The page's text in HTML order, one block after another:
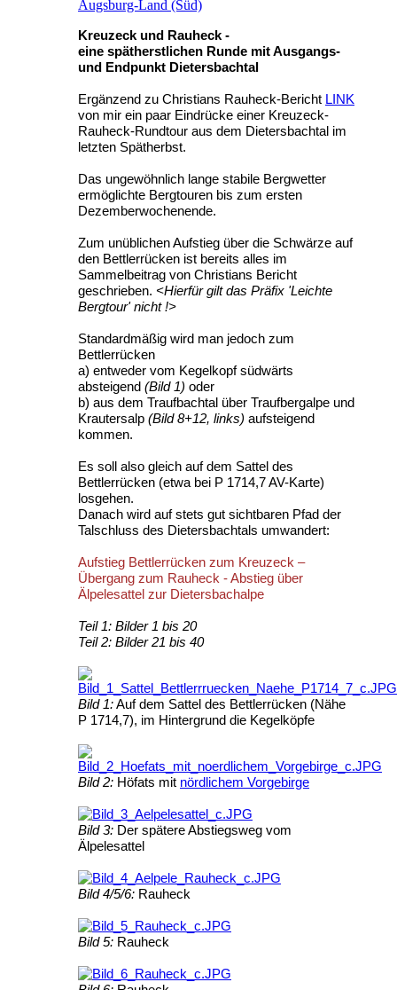
Augsburg-Land (Süd)
Kreuzeck und Rauheck -
eine spätherstlichen Runde mit Ausgangs-
und Endpunkt Dietersbachtal
Ergänzend zu Christians Rauheck-Bericht LINK
von mir ein paar Eindrücke einer Kreuzeck-
Rauheck-Rundtour aus dem Dietersbachtal im
letzten Spätherbst.
Das ungewöhnlich lange stabile Bergwetter
ermöglichte Bergtouren bis zum ersten
Dezemberwochenende.
Zum unüblichen Aufstieg über die Schwärze auf
den Bettlerrücken ist bereits alles im
Sammelbeitrag von Christians Bericht
geschrieben. <Hierfür gilt das Präfix 'Leichte
Bergtour' nicht !>
Standardmäßig wird man jedoch zum
Bettlerrücken
a) entweder vom Kegelkopf südwärts
absteigend (Bild 1) oder
b) aus dem Traufbachtal über Traufbergalpe und
Krautersalp (Bild 8+12, links) aufsteigend
kommen.
Es soll also gleich auf dem Sattel des
Bettlerrücken (etwa bei P 1714,7 AV-Karte)
losgehen.
Danach wird auf stets gut sichtbaren Pfad der
Talschluss des Dietersbachtals umwandert:
Aufstieg Bettlerrücken zum Kreuzeck –
Übergang zum Rauheck - Abstieg über
Älpelesattel zur Dietersbachalpe
Teil 1: Bilder 1 bis 20
Teil 2: Bilder 21 bis 40
Bild 1:Auf dem Sattel des Bettlerrücken (Nähe
P 1714,7), im Hintergrund die Kegelköpfe
Bild 2: Höfats mit nördlichem Vorgebirge
Bild 3: Der spätere Abstiegsweg vom
Älpelesattel
Bild 4/5/6: Rauheck
Bild 5: Rauheck